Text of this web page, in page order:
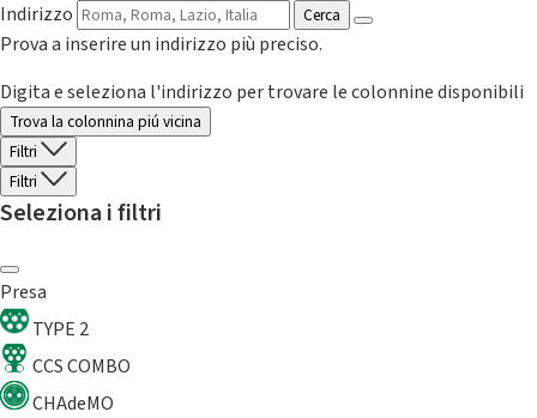
Indirizzo
Cerca
Prova a inserire un indirizzo più preciso.
Digita e seleziona l'indirizzo per trovare le colonnine disponibili
Trova la colonnina piú vicina
Filtri
Filtri
Seleziona i filtri
Presa
TYPE 2
CCS COMBO
CHAdeMO